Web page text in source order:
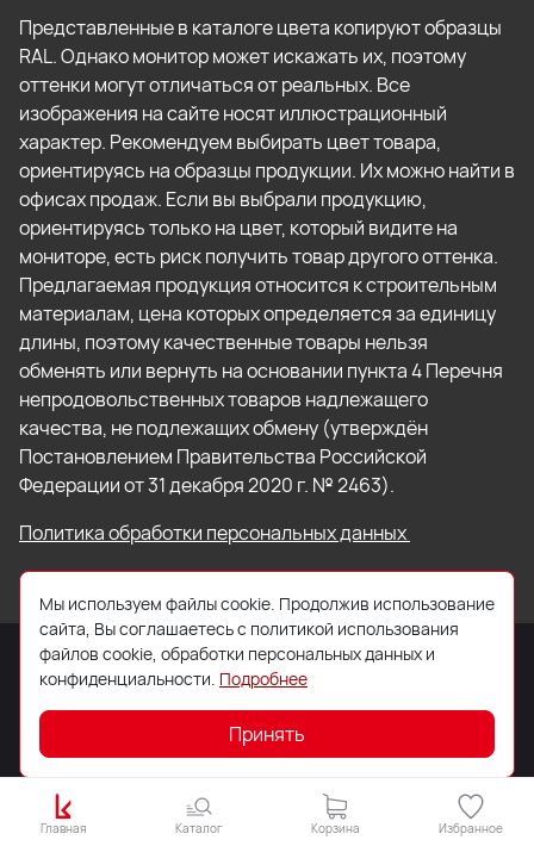
Представленные в каталоге цвета копируют образцы
RAL. Однако монитор может искажать их, поэтому
оттенки могут отличаться от реальных. Все
изображения на сайте носят иллюстрационный
характер. Рекомендуем выбирать цвет товара,
ориентируясь на образцы продукции. Их можно найти в
офисах продаж. Если вы выбрали продукцию,
ориентируясь только на цвет, который видите на
мониторе, есть риск получить товар другого оттенка.
Предлагаемая продукция относится к строительным
материалам, цена которых определяется за единицу
длины, поэтому качественные товары нельзя
обменять или вернуть на основании пункта 4 Перечня
непродовольственных товаров надлежащего
качества, не подлежащих обмену (утверждён
Постановлением Правительства Российской
Федерации от 31 декабря 2020 г. № 2463).
Политика обработки персональных данных
© 2026 ООО «Торговый Дом «Кровля Профи»
Главная Каталог Корзина Избранное
Мы используем файлы cookie. Продолжив использование
сайта, Вы соглашаетесь с политикой использования
файлов cookie, обработки персональных данных и
конфиденциальности. Подробнее
Принять